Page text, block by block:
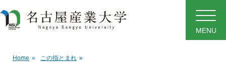
MENU
Home » この指とまれ »